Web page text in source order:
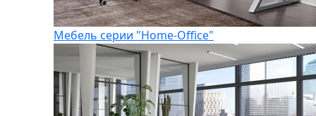
Мебель серии "Home-Office"